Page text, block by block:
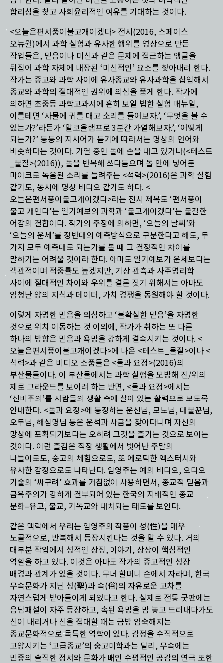
합리성을 찾고 사회윤리적인 여유를 기대하는 것이다.
<오늘은편서풍이불고개이겠다> 전시(2016, 스페이스
오뉴월)에서 과학 실험과 유사한 행위를 영상으로 만든
작업들은, 믿음이나 미신과 같은 문제에 접근하는 앵글을
뒤집어 과학 자체에 내장된 ‘미신적인’ 요소를 찾아내려 한다.
작가는 종교와 과학 사이에 유사종교와 유사과학을 삽입해서
종교와 과학의 절대적인 권위에 의심을 품게 한다. 작가에
의하면 초중등 과학교과서에 흔히 보일 법한 실험 매뉴얼,
이를테면 ‘사물에 귀를 대고 소리를 들어보자.’, ‘무엇을 볼 수
있는가?’라든가 ‘알코올램프로 3분간 가열해보자.’, ‘어떻게
되는가?’ 등등의 지시어가 듣기에 따라서는 명상의 언어와
비슷하다는 것이다. 가열 중인 돌에 손을 대고 있거나(<테스트
_물질>(2016)), 돌을 반복해 쓰다듬으며 돌 안에 넣어둔
마이크로 녹음된 소리를 들려주는 <석력>(2016)은 과학 실험
같기도, 동시에 명상 비디오 같기도 하다. <
오늘은편서풍이불고개이겠다>라는 전시 제목도 ‘편서풍이
불고 개인다’는 일기예보의 과학과 ‘불고개이겠다’는 불길한
어감의 결합이다. 작가의 주장에 의하면, ‘오늘의 날씨’와
‘오늘의 운세’를 정반대의 예측방식으로 구분한다고 해도, 두
가지 모두 예측대로 되는가를 볼 때 그 결정적인 차이를
말하기는 어려울 것이라 한다. 아마도 일기예보가 운세보다는
객관적이며 적중률도 높겠지만, 기상 관측과 사주명리학
사이에 절대적인 차이와 우위를 결론 짓기 위해서는 아마도
엄청난 양의 지식과 데이터, 가치 경쟁을 동원해야 할 것이다.
이렇게 자명한 믿음을 의심하고 ‘불확실한 믿음’을 자명한
것으로 위치 이동하는 것 이외에, 작가가 취하는 또 다른
하나의 방향은 믿음과 욕망을 강하게 결속시키는 것이다. <
오늘은편서풍이불고개이겠다>에 나온 <테스트_물질>이나 <
석력>과 같은 비디오 소품들은 <돌과 요정>(2016)의
부산물들이다. 이 부산물에서는 과학 실험을 모방해 진/위의
제로 그라운드를 보이려 하는 반면, <돌과 요정>에서는
‘신비주의’를 사람들의 생활 속에 살아 있는 활력으로 보도록
안내한다. <돌과 요정>에 등장하는 운신님, 모노님, 대물꾼님,
오두님, 해심명님 등은 운석과 사금을 찾아다니며 자신의
망상에 포획되기보다는 오히려 그것을 즐기는 것으로 보이는
것이다. 이런 즐김은 직장 생활에서 벗어난 주말의
나들이로도, 숭고의 체험으로도, 또 에로틱한 엑스터시와
유사한 감정으로도 나타난다. 임영주는 예의 비디오, 오디오
기술의 ‘싸구려’ 효과를 거침없이 사용하면서, 종교적 믿음과
금욕주의가 강하게 결부되어 있는 한국의 지배적인 종교
문화–유교, 불교, 기독교와 대치되는 태도를 보인다.
같은 맥락에서 우리는 임영주의 작품이 성(性)을 매우
노골적으로, 반복해서 등장시킨다는 것을 알 수 있다. 거의
대부분 작업에서 성적인 상징, 이야기, 상상이 핵심적인
역할을 하고 있다. 이것은 아마도 작가의 종교적인 성장
배경과 관계가 있을 것이다. 무녀 할머니 손에서 자라며, 한국
무속문화가 지닌 성(聖)과 속(俗)의 자유로운 교차를
자연스럽게 받아들이게 되었다고 한다. 실제로 전통 굿판에는
음담패설이 자주 등장하고, 속된 욕망을 맘 놓고 드러내다가도
신이 내리거나 신을 접대할 때는 금방 엄숙해지는
종교문화적으로 독특한 역학이 있다. 감정을 수직적으로
고양시키는 ‘고급종교’의 숭고미학과는 달리, 무속에는
민중의 솔직한 정서와 문화가 배인 수평적인 공감의 연극 또한